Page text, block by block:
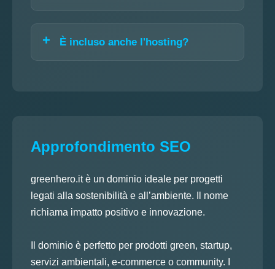
È incluso anche l'hosting?
Approfondimento SEO
greenhero.it è un dominio ideale per progetti
legati alla sostenibilità e all’ambiente. Il nome
richiama impatto positivo e innovazione.
Il dominio è perfetto per prodotti green, startup,
servizi ambientali, e-commerce o community. I